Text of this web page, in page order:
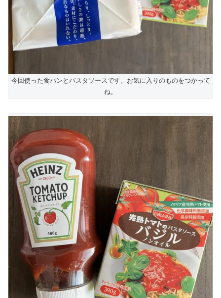
今回使った食パンとパスタソースです。お気に入りのものをつかって
ね。